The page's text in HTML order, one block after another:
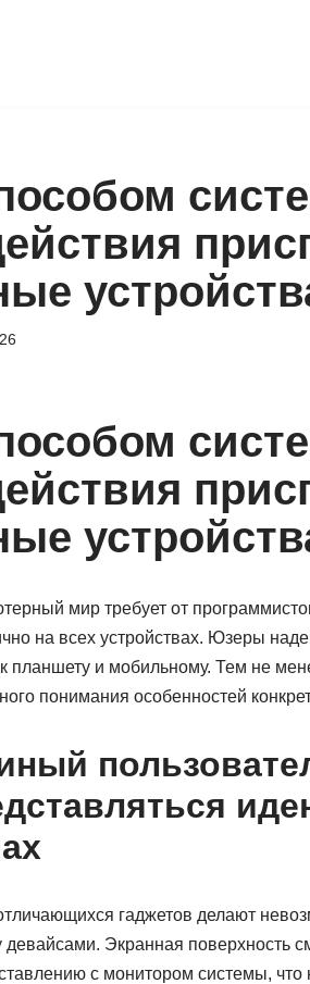
мир требует от
на всех устройствах. Юзеры
планшету и мобильному. Тем не
понимания особенностей
гаджетов делают
Экранная поверхность
с монитором системы,